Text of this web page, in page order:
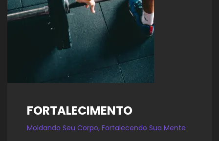
FORTALECIMENTO
Moldando Seu Corpo, Fortalecendo Sua Mente